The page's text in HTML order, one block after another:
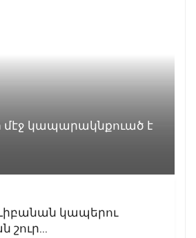
մէջ կապարակնքուած է
կապերու